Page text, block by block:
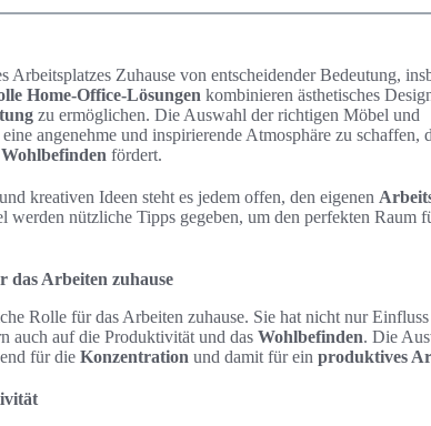
Arbeitsplatzes Zuhause von entscheidender Bedeutung,
Home-Office-Lösungen kombinieren ästhetisches
zu ermöglichen. Die Auswahl der richtigen Möbel und
angenehme und inspirierende Atmosphäre zu schaffen,
Wohlbefinden fördert.
kreativen Ideen steht es jedem offen, den eigenen
nützliche Tipps gegeben, um den perfekten Raum
das Arbeiten zuhause
Rolle für das Arbeiten zuhause. Sie hat nicht nur
auch auf die Produktivität und das Wohlbefinden. Die
für die Konzentration und damit für ein produktives